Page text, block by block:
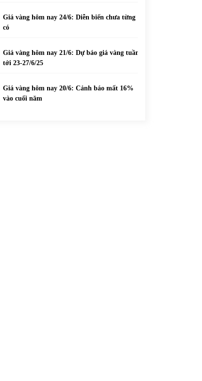
Giá vàng hôm nay 24/6: Diễn biến chưa từng
có
Giá vàng hôm nay 21/6: Dự báo giá vàng tuần
tới 23-27/6/25
Giá vàng hôm nay 20/6: Cảnh báo mất 16%
vào cuối năm